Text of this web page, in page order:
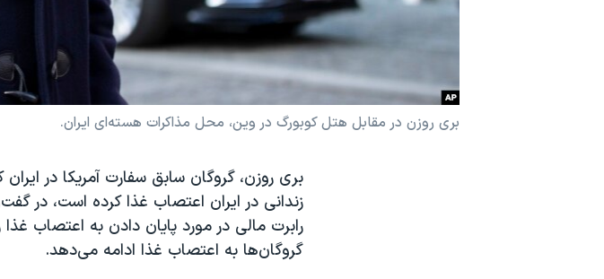
بری روزن در مقابل هتل کوبورگ در وین، محل مذاکرات هسته‌ای ایران.
بری روزن، گروگان سابق سفارت آمریکا در
زندانی در ایران اعتصاب غذا کرده است، در
رابرت مالی در مورد پایان دادن به اعتصاب
گروگان‌ها به اعتصاب غذا ادامه می‌دهد.